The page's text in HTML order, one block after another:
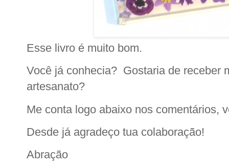
Esse livro é muito bom.
Você já conhecia? Gostaria de receber
artesanato?
Me conta logo abaixo nos comentários,
Desde já agradeço tua colaboração!
Abração